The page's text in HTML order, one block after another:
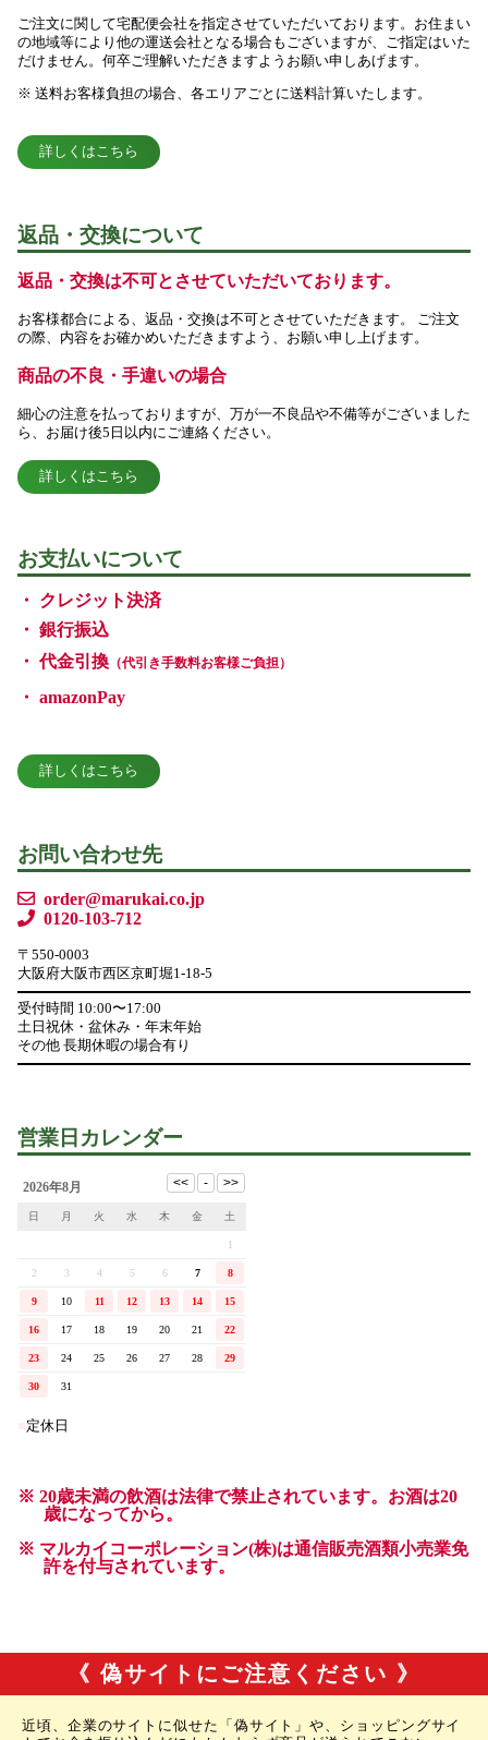
《 偽サイトにご注意ください 》
近頃、企業のサイトに似せた「偽サイト」や、ショッピングサイ